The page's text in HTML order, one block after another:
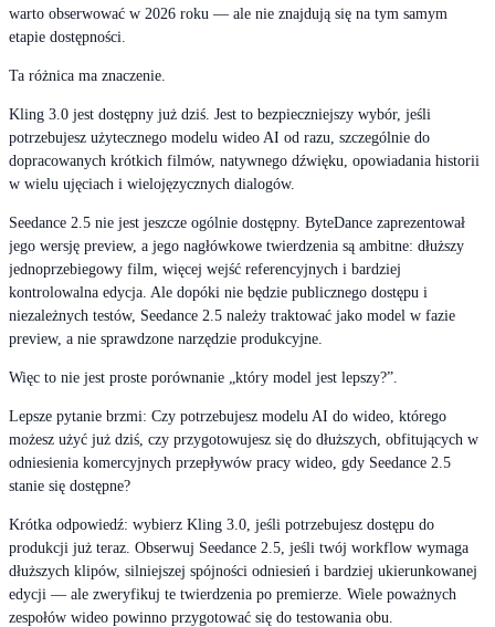
warto obserwować w 2026 roku — ale nie znajdują się na tym samym
etapie dostępności.
Ta różnica ma znaczenie.
Kling 3.0 jest dostępny już dziś. Jest to bezpieczniejszy wybór, jeśli
potrzebujesz użytecznego modelu wideo AI od razu, szczególnie do
dopracowanych krótkich filmów, natywnego dźwięku, opowiadania historii
w wielu ujęciach i wielojęzycznych dialogów.
Seedance 2.5 nie jest jeszcze ogólnie dostępny. ByteDance zaprezentował
jego wersję preview, a jego nagłówkowe twierdzenia są ambitne: dłuższy
jednoprzebiegowy film, więcej wejść referencyjnych i bardziej
kontrolowalna edycja. Ale dopóki nie będzie publicznego dostępu i
niezależnych testów, Seedance 2.5 należy traktować jako model w fazie
preview, a nie sprawdzone narzędzie produkcyjne.
Więc to nie jest proste porównanie „który model jest lepszy?”.
Lepsze pytanie brzmi: Czy potrzebujesz modelu AI do wideo, którego
możesz użyć już dziś, czy przygotowujesz się do dłuższych, obfitujących w
odniesienia komercyjnych przepływów pracy wideo, gdy Seedance 2.5
stanie się dostępne?
Krótka odpowiedź: wybierz Kling 3.0, jeśli potrzebujesz dostępu do
produkcji już teraz. Obserwuj Seedance 2.5, jeśli twój workflow wymaga
dłuższych klipów, silniejszej spójności odniesień i bardziej ukierunkowanej
edycji — ale zweryfikuj te twierdzenia po premierze. Wiele poważnych
zespołów wideo powinno przygotować się do testowania obu.